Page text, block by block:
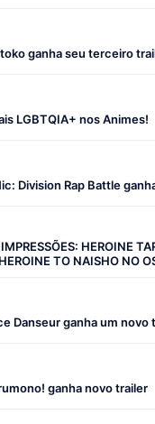
ganha seu terceiro
LGBTQIA+ nos Animes!
Division Rap Battle
HEROINE
TO NAISHO NO
Danseur ganha um novo
ganha novo trailer